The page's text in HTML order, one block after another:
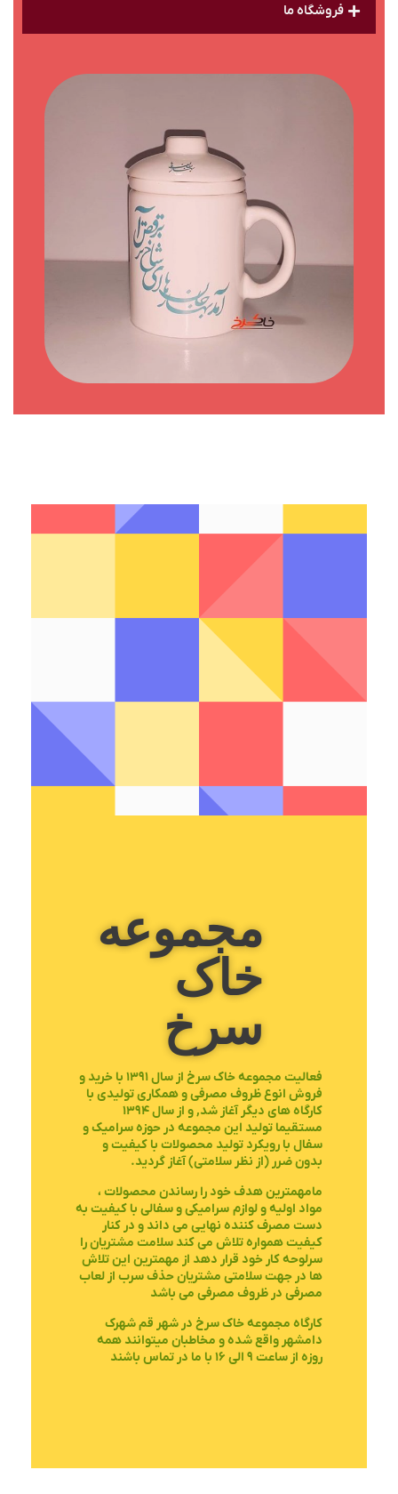
فروشگاه ما
مجموعه
خاک
سرخ
فعالیت مجموعه خاک سرخ
از سال ۱۳۹۱ با خرید و
فروش انوع ظروف مصرفی و همکاری تولیدی با
کارگاه های دیگر آغاز شد, و از سال ۱۳۹۴
مستقیما تولید این مجموعه در حوزه سرامیک و
سفال با رویکرد تولید محصولات با کیفیت و
بدون ضرر (از نظر سلامتی) آغاز گردید.
مامهمترین هدف خود را رساندن محصولات ،
مواد اولیه و لوازم سرامیکی و سفالی با کیفیت به
دست مصرف کننده نهایی می داند و در کنار
کیفیت همواره تلاش می کند سلامت مشتریان را
سرلوحه کار خود قرار دهد از مهمترین این تلاش
ها در جهت سلامتی مشتریان حذف سرب از لعاب
مصرفی در ظروف مصرفی می باشد
کارگاه مجموعه خاک سرخ در شهر قم شهرک
دامشهر واقع شده و مخاطبان میتوانند همه
روزه از ساعت ۹ الی ۱۶ با ما در تماس باشند